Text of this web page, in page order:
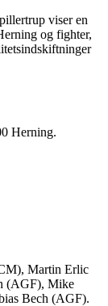
viser en
og fighter,
Herning.
Martin Erlic
(AGF), Mike
Bech (AGF).